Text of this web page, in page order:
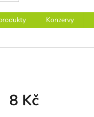
Konzervy
8 Kč